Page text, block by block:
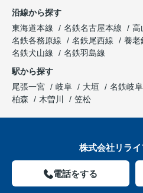
沿線から探す
東海道本線
名鉄名古屋本線 高
名鉄各務原線
名鉄尾西線 養老
名鉄犬山線
名鉄羽島線
駅から探す
尾張一宮
岐阜 大垣 名鉄岐阜
柏森
木曽川 笠松
株式会社リラ
電話をする